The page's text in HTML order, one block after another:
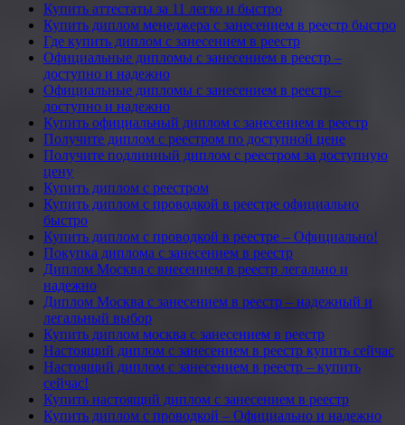
Купить аттестаты за 11 легко и быстро
Купить диплом менеджера с занесением в реестр быстро
Где купить диплом с занесением в реестр
Официальные дипломы с занесением в реестр –
доступно и надежно
Официальные дипломы с занесением в реестр –
доступно и надежно
Купить официальный диплом с занесением в реестр
Получите диплом с реестром по доступной цене
Получите подлинный диплом с реестром за доступную
цену
Купить диплом с реестром
Купить диплом с проводкой в реестре официально
быстро
Купить диплом с проводкой в реестре – Официально!
Покупка диплома с занесением в реестр
Диплом Москва с внесением в реестр легально и
надежно
Диплом Москва с занесением в реестр – надежный и
легальный выбор
Купить диплом москва с занесением в реестр
Настоящий диплом с занесением в реестр купить сейчас
Настоящий диплом с занесением в реестр – купить
сейчас!
Купить настоящий диплом с занесением в реестр
Купить диплом с проводкой – Официально и надежно